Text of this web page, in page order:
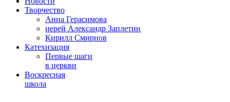
Творчество
Анна Герасимова
иерей Александр Заплетин
Кирилл Смирнов
Катехизация
Первые шаги
в церкви
Воскресная
школа